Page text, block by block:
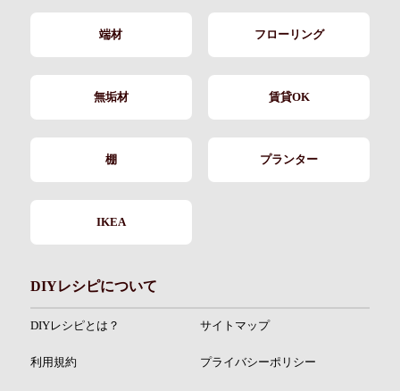
端材 フローリング
無垢材 賃貸OK
棚 プランター
IKEA
DIYレシピについて
DIYレシピとは？ サイトマップ
利用規約 プライバシーポリシー